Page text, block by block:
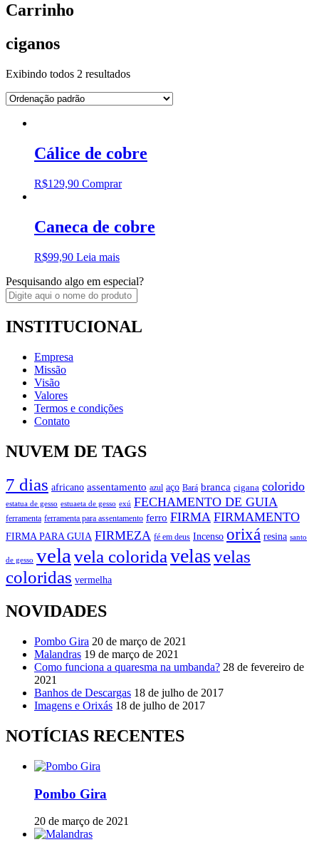
Carrinho
ciganos
Exibindo todos 2 resultados
Cálice de cobre
R$129,90 Comprar
Caneca de cobre
R$99,90 Leia mais
Pesquisando algo em especial?
INSTITUCIONAL
Empresa
Missão
Visão
Valores
Termos e condições
Contato
NUVEM DE TAGS
7 dias africano assentamento azul aço Bará branca cigana colorido
estatua de gesso estuaeta de gesso exú FECHAMENTO DE GUIA
ferramenta ferramenta para assentamento ferro FIRMA FIRMAMENTO
FIRMA PARA GUIA FIRMEZA fé em deus Incenso orixá resina santo
de gesso velavela coloridavelasvelas
coloridas vermelha
NOVIDADES
Pombo Gira 20 de março de 2021
Malandras 19 de março de 2021
Como funciona a quaresma na umbanda? 28 de fevereiro de
2021
Banhos de Descargas 18 de julho de 2017
Imagens e Orixás 18 de julho de 2017
NOTÍCIAS RECENTES
Pombo Gira
20 de março de 2021